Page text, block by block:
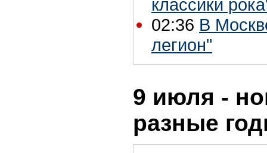
классики
02:36 В
легион"
9 июля -
разные